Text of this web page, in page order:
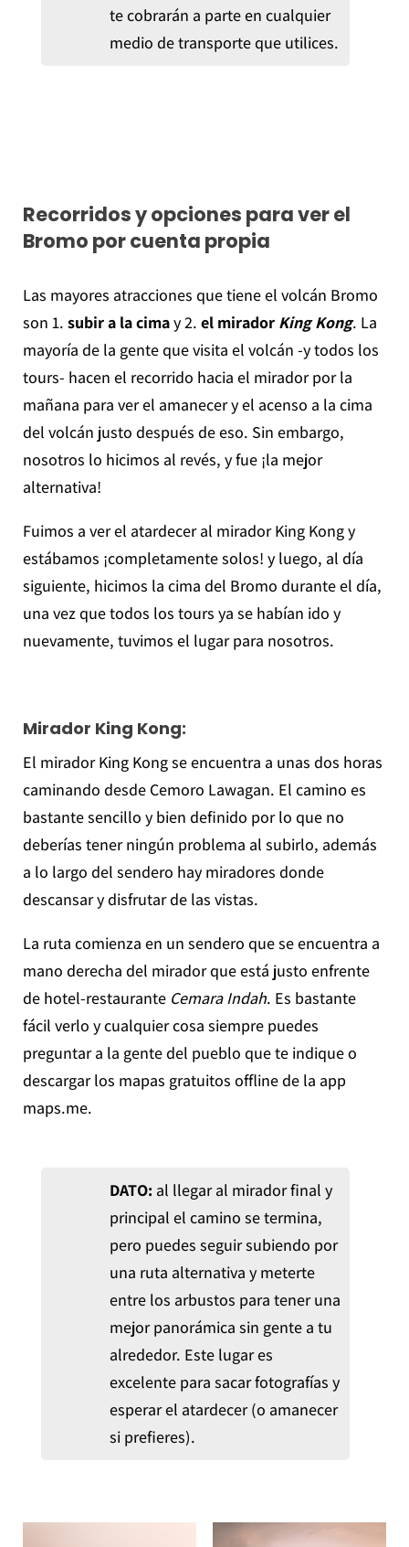
te cobrarán a parte en cualquier
medio de transporte que utilices.
Recorridos y opciones para ver el
Bromo por cuenta propia
Las mayores atracciones que tiene el volcán Bromo
son 1. subir a la cimay 2. el mirador King Kong. La
mayoría de la gente que visita el volcán -y todos los
tours- hacen el recorrido hacia el mirador por la
mañana para ver el amanecer y el acenso a la cima
del volcán justo después de eso. Sin embargo,
nosotros lo hicimos al revés, y fue ¡la mejor
alternativa!
Fuimos a ver el atardecer al mirador King Kong y
estábamos ¡completamente solos! y luego, al día
siguiente, hicimos la cima del Bromo durante el día,
una vez que todos los tours ya se habían ido y
nuevamente, tuvimos el lugar para nosotros.
Mirador King Kong:
El mirador King Kong se encuentra a unas dos horas
caminando desde Cemoro Lawagan. El camino es
bastante sencillo y bien definido por lo que no
deberías tener ningún problema al subirlo, además
a lo largo del sendero hay miradores donde
descansar y disfrutar de las vistas.
La ruta comienza en un sendero que se encuentra a
mano derecha del mirador que está justo enfrente
de hotel-restaurante Cemara Indah. Es bastante
fácil verlo y cualquier cosa siempre puedes
preguntar a la gente del pueblo que te indique o
descargar los mapas gratuitos offline de la app
maps.me.
DATO: al llegar al mirador final y
principal el camino se termina,
pero puedes seguir subiendo por
una ruta alternativa y meterte
entre los arbustos para tener una
mejor panorámica sin gente a tu
alrededor. Este lugar es
excelente para sacar fotografías y
esperar el atardecer (o amanecer
si prefieres).